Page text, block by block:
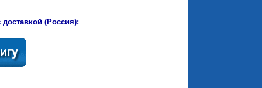
(Россия):